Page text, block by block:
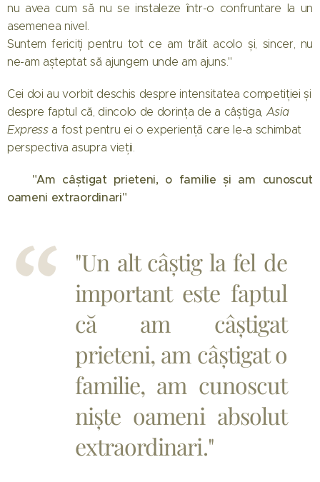
nu avea cum să nu se instaleze într-o confruntare la un
asemenea nivel.
Suntem fericiți pentru tot ce am trăit acolo și, sincer, nu
ne-am așteptat să ajungem unde am ajuns."
Cei doi au vorbit deschis despre intensitatea competiției și
despre faptul că, dincolo de dorința de a câștiga, Asia
Expressa fost pentru ei o experiență care le-a schimbat
perspectiva asupra vieții.
❤️ "Am câștigat prieteni, o familie și am cunoscut
oameni extraordinari"
"Un alt câștig la fel de
important este faptul
că am câștigat
prieteni, am câștigat o
familie, am cunoscut
niște oameni absolut
extraordinari."